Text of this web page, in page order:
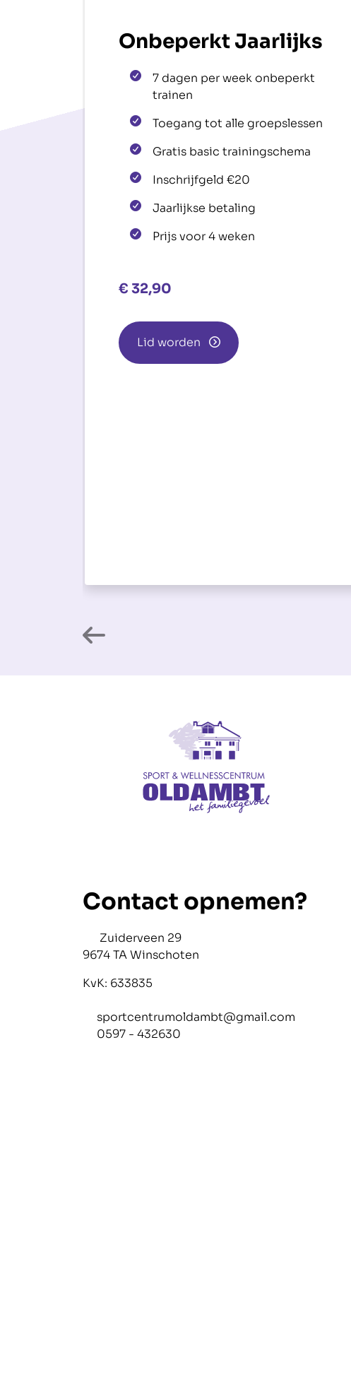
Onbeperkt Jaarlijks
7 dagen per week onbeperkt
trainen
Toegang tot alle groepslessen
Gratis basic trainingschema
Inschrijfgeld €20
Jaarlijkse betaling
Prijs voor 4 weken
€ 32,90
Lid worden
Contact opnemen?
Zuiderveen 29
9674 TA Winschoten
KvK: 633835
sportcentrumoldambt@gmail.com
0597 - 432630